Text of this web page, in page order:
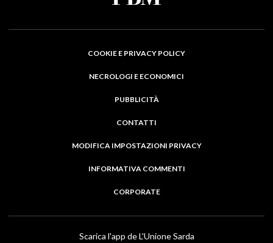
COOKIE E PRIVACY POLICY
NECROLOGI E ECONOMICI
PUBBLICITÀ
CONTATTI
MODIFICA IMPOSTAZIONI PRIVACY
INFORMATIVA COMMENTI
CORPORATE
Scarica l'app de L'Unione Sarda